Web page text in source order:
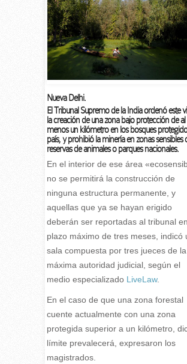
Nueva Delhi.
El Tribunal Supremo de la India ordenó este
la creación de una zona bajo protección de al
menos un kilómetro en los bosques
país, y prohibió la minería en zonas sensibles
reservas de animales o parques nacionales.
En el interior de ese área
no se permitirá la construcción de
ninguna estructura permanente, y
aquellas que ya se hayan erigido
deberán ser reportadas al tribunal
plazo máximo de tres meses, indicó
sala compuesta por tres jueces de la
máxima autoridad judicial, según el
medio especializado LiveLaw.
En el caso de que una zona forestal
cuente actualmente con una zona
protegida superior a un kilómetro,
límite prevalecerá, expresaron los
magistrados.